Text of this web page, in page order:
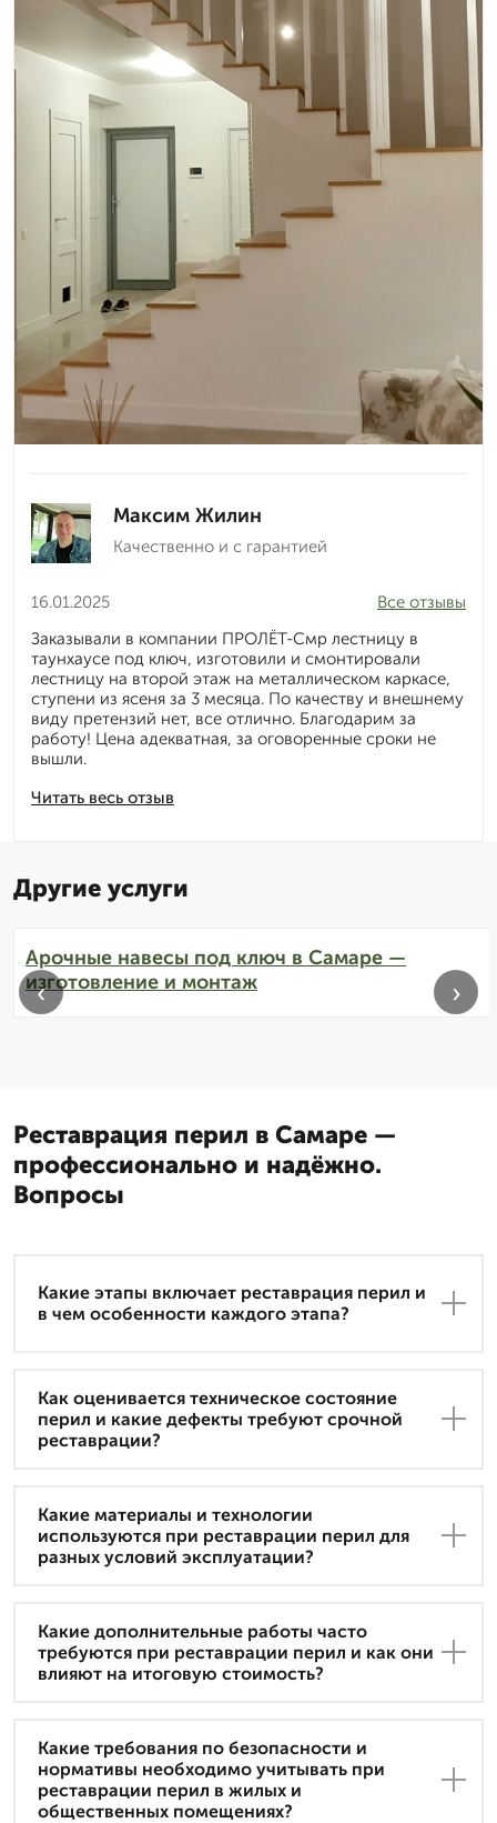
Максим Жилин
Качественно и с гарантией
16.01.2025
Читать весь отзыв
Все отзывы
Заказывали в компании ПРОЛЁТ-Смр лестницу в
таунхаусе под ключ, изготовили и смонтировали
лестницу на второй этаж на металлическом каркасе,
ступени из ясеня за 3 месяца. По качеству и внешнему
виду претензий нет, все отлично. Благодарим за
работу! Цена адекватная, за оговоренные сроки не
вышли.
Другие услуги
Арочные навесы под ключ в Самаре —
изготовление и монтаж
‹ ›
Реставрация перил в Самаре —
профессионально и надёжно.
Вопросы
Какие этапы включает реставрация перил и
в чем особенности каждого этапа?
Как оценивается техническое состояние
перил и какие дефекты требуют срочной
реставрации?
Какие материалы и технологии
используются при реставрации перил для
разных условий эксплуатации?
Какие дополнительные работы часто
требуются при реставрации перил и как они
влияют на итоговую стоимость?
Какие требования по безопасности и
нормативы необходимо учитывать при
реставрации перил в жилых и
общественных помещениях?